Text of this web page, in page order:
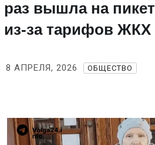
раз вышла на пикет
из‑за тарифов ЖКХ
8 АПРЕЛЯ, 2026 ОБЩЕСТВО